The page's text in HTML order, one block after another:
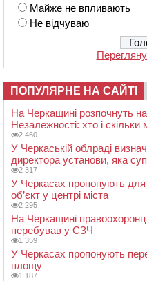
Майже не впливають
Не відчуваю
ПОПУЛЯРНЕ НА САЙТІ
На Черкащині розпочнуть
Незалежності: хто і
2 460
У Черкаській облраді
директора установи, яка
2 317
У Черкасах пропонують для
об’єкт у центрі міста
2 295
На Черкащині
перебував у СЗЧ
1 359
У Черкасах пропонують
площу
1 187